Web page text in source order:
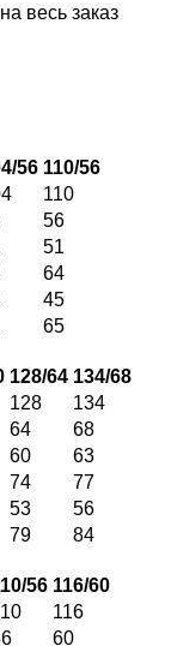
весь заказ
56 110/56
110
56
51
64
45
65
128/64 134/68
128
134
64
68
60
63
74
77
53
56
79 84
56 116/60
116
60